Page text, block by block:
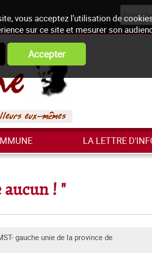
vous acceptez l’utilisation de
sur ce site et mesurer son
Accepter
LA LETTRE
! "
gauche unie de la province de